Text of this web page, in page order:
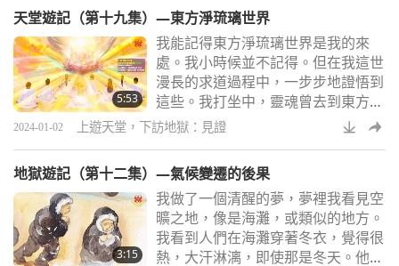
在地球上滅絕的物種，或者只在傳說
中提到的動物族人，他們都出現在這
裡。恐龍族人、巨蛇族人、虎族人、
豹族人…還有許多我甚至不知其名的
巨型動物族人。 在這個地方，從植
物、動物族人、到地面
天堂遊記（第十九集）—東方淨琉璃世界
5:53
我能記得東方淨琉璃世界是我的來
處。我小時候並不記得。但在我這世
漫長的求道過程中，一步步地證悟到
這些。我打坐中，靈魂曾去到東方淨
琉璃世界，那裡景象莊嚴輝煌，與相
對應的阿彌陀佛西方極樂世界或「極
樂淨土）都是黃金鋪地，東方淨琉璃
世界則是鑽石鋪地。這種光亮鑽石近
看是軟軟的，像是會緩緩呼吸，有生
命似的。很有彈性，不像地球的堅硬
鑽石。建築物都是用通透亮彩的軟鑽
2024-01-02 上遊天堂，下訪地獄：見證
地獄遊記（第十二集）—氣候變遷的後果
3:15
我做了一個清醒的夢，夢裡我看見空
曠之地，像是海灘，或類似的地方。
我看到人們在海灘穿著冬衣，覺得很
熱，大汗淋漓，即使那是冬天。他們